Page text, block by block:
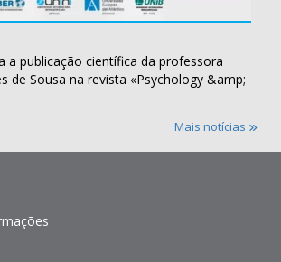
a publicação científica da professora
de Sousa na revista «Psychology &amp;
Mais notícias